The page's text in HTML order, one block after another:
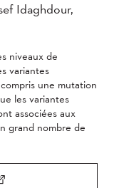
Idaghdour,
niveaux de
variantes
une mutation
les variantes
associées aux
grand nombre de